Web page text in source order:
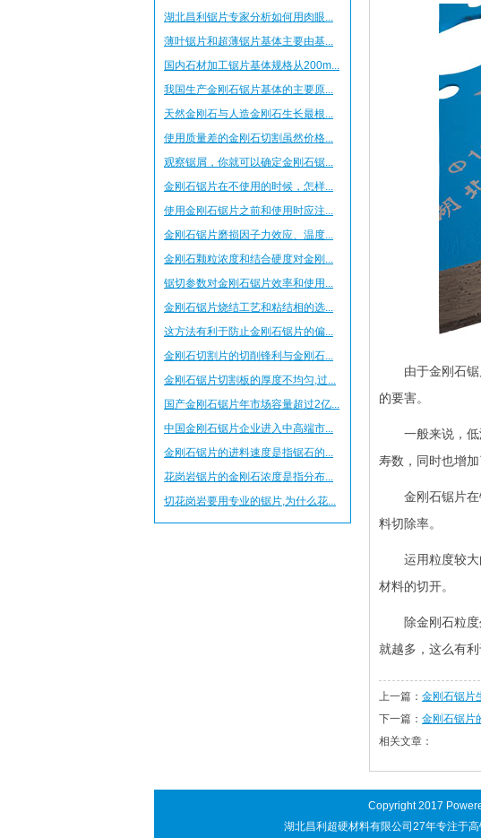
湖北昌利锯片专家分析如何用肉眼...
薄叶锯片和超薄锯片基体主要由基...
国内石材加工锯片基体规格从200m...
我国生产金刚石锯片基体的主要原...
天然金刚石与人造金刚石生长最根...
使用质量差的金刚石切割虽然价格...
观察锯屑，你就可以确定金刚石锯...
金刚石锯片在不使用的时候，怎样...
使用金刚石锯片之前和使用时应注...
金刚石锯片磨损因子力效应、温度...
金刚石颗粒浓度和结合硬度对金刚...
锯切参数对金刚石锯片效率和使用...
金刚石锯片烧结工艺和粘结相的选...
这方法有利于防止金刚石锯片的偏...
金刚石切割片的切削锋利与金刚石...
金刚石锯片切割板的厚度不均匀,过...
国产金刚石锯片年市场容量超过2亿...
中国金刚石锯片企业进入中高端市...
金刚石锯片的进料速度是指锯石的...
花岗岩锯片的金刚石浓度是指分布...
切花岗岩要用专业的锯片,为什么花...
由于金刚石锯片
的要害。
一般来说，低
寿数，同时也增加
金刚石锯片在锯
料切除率。
运用粒度较大的
材料的切开。
除金刚石粒度外
就越多，这么有利
上一篇： 金刚石锯片
下一篇： 金刚石锯片
相关文章：
Copyright 2017
湖北昌利超硬材料有限公司27年专注于